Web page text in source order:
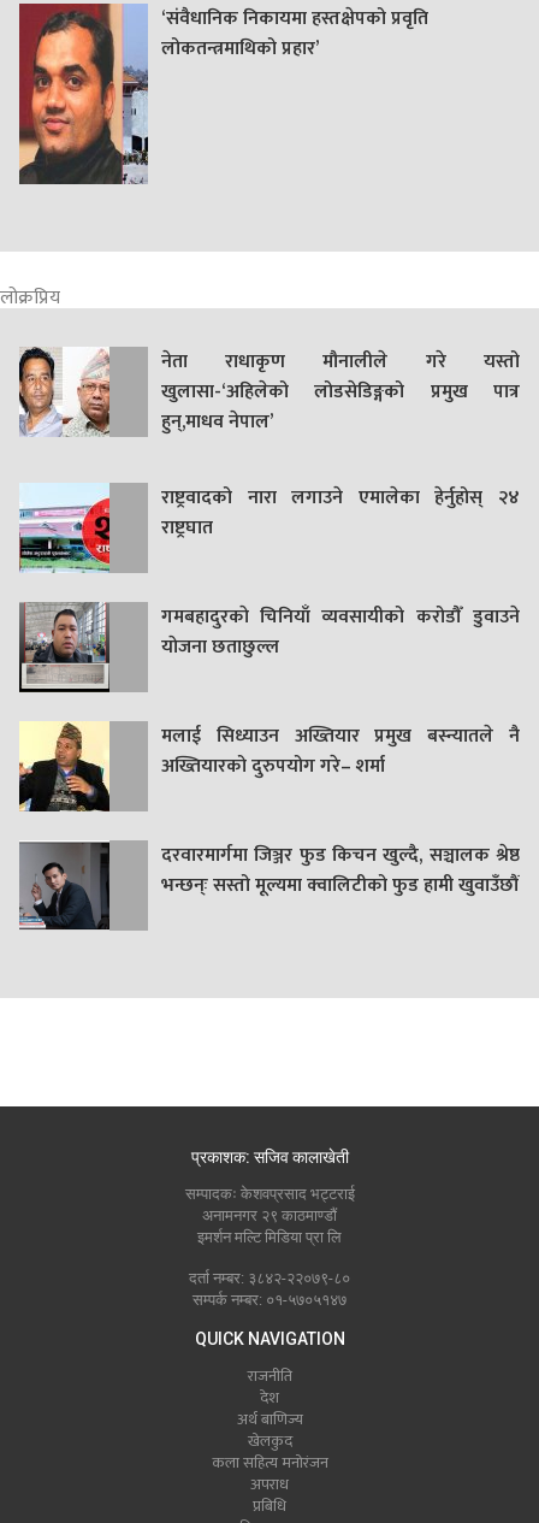
‘संवैधानिक निकायमा हस्तक्षेपको प्रवृति
लोकतन्त्रमाथिको प्रहार’
लोक्रप्रिय
नेता राधाकृण मौनालीले गरे यस्तो
खुलासा-‘अहिलेको लोडसेडिङ्गको प्रमुख पात्र
हुन्,माधव नेपाल’
राष्ट्रवादको नारा लगाउने एमालेका हेर्नुहोस् २४
राष्ट्रघात
गमबहादुरकाे चिनियाँ व्यवसायीको करोडौँ डुवाउने
याेजना छताछुल्ल
मलाई सिध्याउन अख्तियार प्रमुख बस्न्यातले नै
अख्तियारको दुरुपयोग गरे– शर्मा
दरवारमार्गमा जिञ्जर फुड किचन खुल्दै, सञ्चालक श्रेष्ठ
भन्छन्ः सस्तो मूल्यमा क्वालिटीको फुड हामी खुवाउँछौं
प्रकाशक: सजिव कालाखेती
सम्पादकः केशवप्रसाद भट्टराई
अनामनगर २९ काठमाण्डौं
इमर्शन मल्टि मिडिया प्रा लि
दर्ता नम्बर: ३८४२-२२०७९-८०
सम्पर्क नम्बर: ०१-५७०५१४७
QUICK NAVIGATION
राजनीति
देश
अर्थ बाणिज्य
खेलकुद
कला सहित्य मनोरंजन
अपराध
प्रबिधि